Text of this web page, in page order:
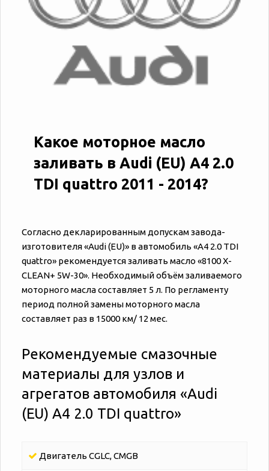
Какое моторное масло
заливать в Audi (EU) A4 2.0
TDI quattro 2011 - 2014?
Согласно декларированным допускам завода-
изготовителя «‎‎Audi (EU)» в автомобиль «‎‎A4 2.0 TDI
quattro» рекомендуется заливать масло «8100 X-
CLEAN+ 5W-30». Необходимый объём заливаемого
моторного масла составляет 5 л. По регламенту
период полной замены моторного масла
составляет раз в 15000 км/ 12 мес.
Рекомендуемые смазочные
материалы для узлов и
агрегатов автомобиля «‎‎Audi
(EU) A4 2.0 TDI quattro»
Двигатель CGLC, CMGB